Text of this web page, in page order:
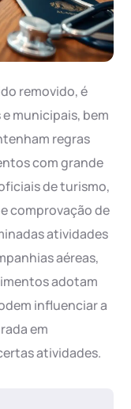
removido, é
municipais, bem
regras
com grande
de turismo,
comprovação de
atividades
aéreas,
adotam
influenciar a
em
atividades.